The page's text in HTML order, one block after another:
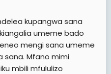
kupangwa sana
umeme bado
mengi sana umeme
sana. Mfano mimi
mbili mfululizo